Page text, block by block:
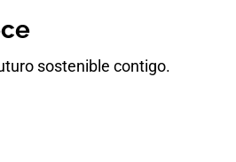
sostenible contigo.